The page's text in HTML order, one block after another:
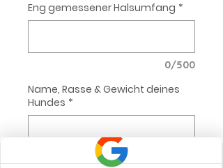
Eng gemessener Halsumfang *
0/500
Name, Rasse & Gewicht deines
Hundes *